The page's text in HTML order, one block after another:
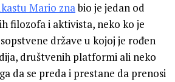
Mario znabio je jedan od
filozofa i aktivista, neko ko je
države u kojoj je rođen
društvenih platformi ali neko
da se preda i prestane da prenosi